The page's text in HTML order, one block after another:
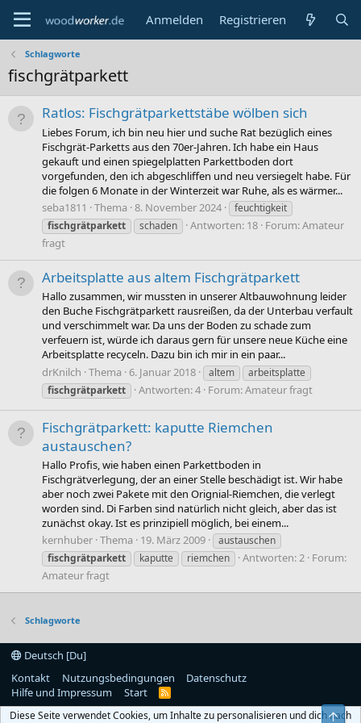
Anmelden Registrieren
Schlagworte
fischgrätparkett
Ratlos: Fischgrätparkettstäbe wölben sich
Liebes Forum, ich bin neu hier und suche Rat bezüglich eines
Fischgrät-Parketts aus den 70er-Jahren. Ich habe ein Haus
gekauft und einen spiegelplatten Parkettboden dort
vorgefunden, den ich abgeschliffen und neu versiegelt habe. Für
die folgen 6 Monate in der Winterzeit war Ruhe, als es wärmer...
seba1811
Thema 8. November 2024
feuchtigkeit
fischgrätparkett
schaden Antworten: 18 Forum:Amateur
fragt
Arbeitsplatte aus altem Fischgrätparkett
Hallo zusammen, wir mussten in unserer Altbauwohnung leider
den Buche Fischgrätparkett rausreißen, da der Unterbau verfault
und verschimmelt war. Da uns der Boden zu schade zum
verfeuern ist, würde ich daraus gern für unsere neue Küche eine
Arbeitsplatte recyceln. Dazu bin ich mir in ein paar...
drKnilch Thema 6. Januar 2018 altem
arbeitsplatte
fischgrätparkett
Antworten: 4 Forum:Amateur fragt
Fischgrätparkett: kaputte Riemchen
austauschen?
Hallo Profis, wie haben einen Parkettboden in
Fischgrätverlegung, der an einer Stelle beschädigt ist. Wir habe
aber noch zwei Pakete mit den Orignial-Riemchen, die verlegt
worden sind. Di Farben sind natürlich nicht gleich, aber das ist
zunächst okay. Ist es prinzipiell möglich, bei einem...
kernhuber Thema 19. März 2009
austauschen
fischgrätparkett
kaputte riemchen Antworten: 2 Forum:
Amateur fragt
Schlagworte
Deutsch [Du]
Kontakt
Nutzungsbedingungen
Datenschutz
Hilfe und Impressum
Start
R
S
Diese Seite verwendet Cookies, um Inhalte zu personalisieren und dich nach